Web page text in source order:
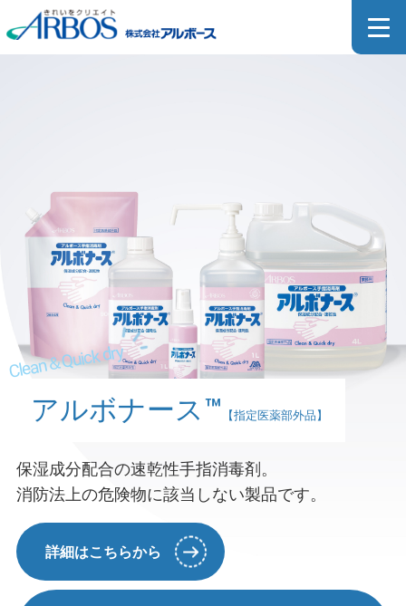
Creating Cleanliness
きれいをクリエイト
アルボースは、清潔で
安全・快適な環境づくりに貢献します。
Clean＆Quick dry
アルボナース™ 【指定医薬部外品 】
保湿成分配合の速乾性手指消毒剤。
消防法上の危険物に該当しない製品です。
詳細はこちらから
Pioneer Of Liquid Soap
株式会社アルボースは、
1951年（昭和26年）にわが国で初めて
手洗用消毒石鹸液を開発しました。
拭き不要でお手入れ簡単
ハンドドライヤーの
清掃・除菌にもおすすめ
は、
サニセイバーでの清掃・除菌がおすすめ。
下記バナーから。
三菱ハンドドライヤー
rbos e-learning system
eラーニングシステム
場所、時間に左右されない教育機会を提供致しま
す。
RECRUIT
採用情報